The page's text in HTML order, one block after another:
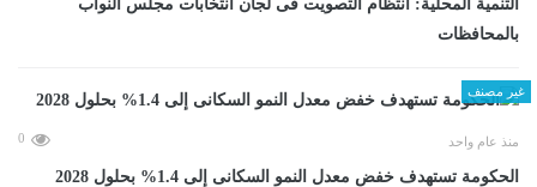
التنمية المحلية: انتظام التصويت فى لجان انتخابات مجلس النواب
بالمحافظات
غير مصنف
منذ عام واحد 0
الحكومة تستهدف خفض معدل النمو السكانى إلى 1.4% بحلول 2028